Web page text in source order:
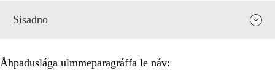
Sisadno
Åhpaduslága ulmmeparagráffa le náv: